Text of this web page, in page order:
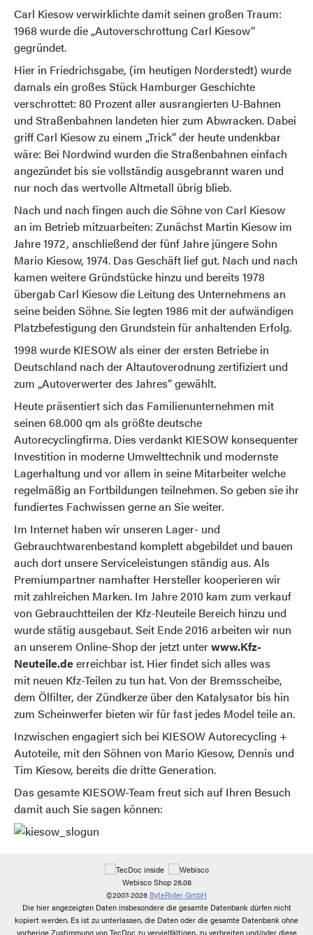
Carl Kiesow verwirklichte damit seinen großen Traum:
1968 wurde die „Autoverschrottung Carl Kiesow“
gegründet.
Hier in Friedrichsgabe, (im heutigen Norderstedt) wurde
damals ein großes Stück Hamburger Geschichte
verschrottet: 80 Prozent aller ausrangierten U-Bahnen
und Straßenbahnen landeten hier zum Abwracken. Dabei
griff Carl Kiesow zu einem „Trick“ der heute undenkbar
wäre: Bei Nordwind wurden die Straßenbahnen einfach
angezündet bis sie vollständig ausgebrannt waren und
nur noch das wertvolle Altmetall übrig blieb.
Nach und nach fingen auch die Söhne von Carl Kiesow
an im Betrieb mitzuarbeiten: Zunächst Martin Kiesow im
Jahre 1972, anschließend der fünf Jahre jüngere Sohn
Mario Kiesow, 1974. Das Geschäft lief gut. Nach und nach
kamen weitere Gründstücke hinzu und bereits 1978
übergab Carl Kiesow die Leitung des Unternehmens an
seine beiden Söhne. Sie legten 1986 mit der aufwändigen
Platzbefestigung den Grundstein für anhaltenden Erfolg.
1998 wurde KIESOW als einer der ersten Betriebe in
Deutschland nach der Altautoverodnung zertifiziert und
zum „Autoverwerter des Jahres“ gewählt.
Heute präsentiert sich das Familienunternehmen mit
seinen 68.000 qm als größte deutsche
Autorecyclingfirma. Dies verdankt KIESOW konsequenter
Investition in moderne Umwelttechnik und modernste
Lagerhaltung und vor allem in seine Mitarbeiter welche
regelmäßig an Fortbildungen teilnehmen. So geben sie ihr
fundiertes Fachwissen gerne an Sie weiter.
Im Internet haben wir unseren Lager- und
Gebrauchtwarenbestand komplett abgebildet und bauen
auch dort unsere Serviceleistungen ständig aus. Als
Premiumpartner namhafter Hersteller kooperieren wir
mit zahlreichen Marken. Im Jahre 2010 kam zum verkauf
von Gebrauchtteilen der Kfz-Neuteile Bereich hinzu und
wurde stätig ausgebaut. Seit Ende 2016 arbeiten wir nun
an unserem Online-Shop der jetzt unterwww.Kfz-
Neuteile.deerreichbar ist. Hier findet sich alles was
mit neuen Kfz-Teilen zu tun hat. Von der Bremsscheibe,
dem Ölfilter, der Zündkerze über den Katalysator bis hin
zum Scheinwerfer bieten wir für fast jedes Model teile an.
Inzwischen engagiert sich bei KIESOW Autorecycling +
Autoteile, mit den Söhnen von Mario Kiesow, Dennis und
Tim Kiesow, bereits die dritte Generation.
Das gesamte KIESOW-Team freut sich auf Ihren Besuch
damit auch Sie sagen können:
Webisco Shop 26.08
©2007-2026 ByteRider GmbH
Die hier angezeigten Daten insbesondere die gesamte Datenbank dürfen nicht
kopiert werden. Es ist zu unterlassen, die Daten oder die gesamte Datenbank ohne
vorherige Zustimmung von TecDoc zu vervielfältigen, zu verbreiten und/oder diese